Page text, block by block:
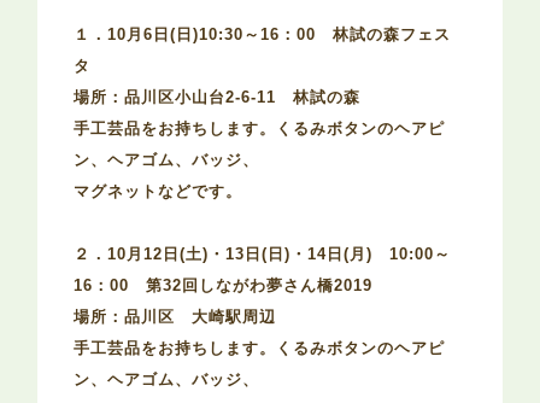
１．10月6日(日)10:30～16：00 林試の森フェス
タ
場所：品川区小山台2-6-11 林試の森
手工芸品をお持ちします。くるみボタンのヘアピ
ン、ヘアゴム、バッジ、
マグネットなどです。
２．10月12日(土)・13日(日)・14日(月) 10:00～
16：00 第32回しながわ夢さん橋2019
場所：品川区 大崎駅周辺
手工芸品をお持ちします。くるみボタンのヘアピ
ン、ヘアゴム、バッジ、